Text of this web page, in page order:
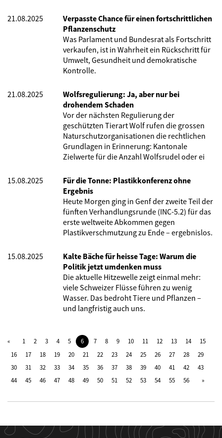
21.08.2025
Verpasste Chance für einen fortschrittlichen
Pflanzenschutz
Was Parlament und Bundesrat als Fortschritt
verkaufen, ist in Wahrheit ein Rückschritt für
Umwelt, Gesundheit und demokratische
Kontrolle.
21.08.2025
Wolfsregulierung: Ja, aber nur bei
drohendem Schaden
Vor der nächsten Regulierung der
geschützten Tierart Wolf rufen die grossen
Naturschutzorganisationen die rechtlichen
Grundlagen in Erinnerung: Kantonale
Zielwerte für die Anzahl Wolfsrudel oder ei
15.08.2025
Für die Tonne: Plastikkonferenz ohne
Ergebnis
Heute Morgen ging in Genf der zweite Teil der
fünften Verhandlungsrunde (INC-5.2) für das
erste weltweite Abkommen gegen
Plastikverschmutzung zu Ende – ergebnislos.
15.08.2025
Kalte Bäche für heisse Tage: Warum die
Politik jetzt umdenken muss
Die aktuelle Hitzewelle zeigt einmal mehr:
viele Schweizer Flüsse führen zu wenig
Wasser. Das bedroht Tiere und Pflanzen –
und langfristig auch uns.
1 2 3 4 5 6 7 8 9 10 11 12 13 14
15
16
17 18 19 20 21 22 23 24 25 26 27 28
29
30
31 32 33 34 35 36 37 38 39 40 41 42
43
44
45 46 47 48 49 50 51 52 53 54 55 56